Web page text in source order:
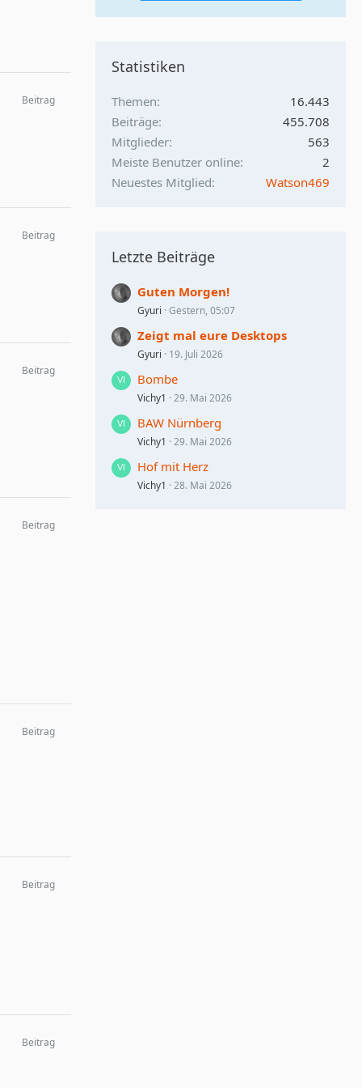
Beitrag
Beitrag
Beitrag
Beitrag
Beitrag
Beitrag
Beitrag
Statistiken
Themen
16.443
Beiträge
455.708
Mitglieder
563
Meiste Benutzer online
2
Neuestes Mitglied
Watson469
Letzte Beiträge
Guten Morgen!
Gyuri Gestern, 05:07
Zeigt mal eure Desktops
Gyuri 19. Juli 2026
Bombe
Vichy1 29. Mai 2026
BAW Nürnberg
Vichy1 29. Mai 2026
Hof mit Herz
Vichy1 28. Mai 2026